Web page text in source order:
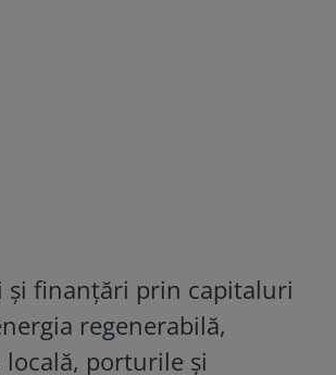
și finanțări prin capitaluri
regenerabilă,
porturile și